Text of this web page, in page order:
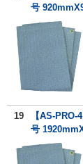
号
19
【AS-
号